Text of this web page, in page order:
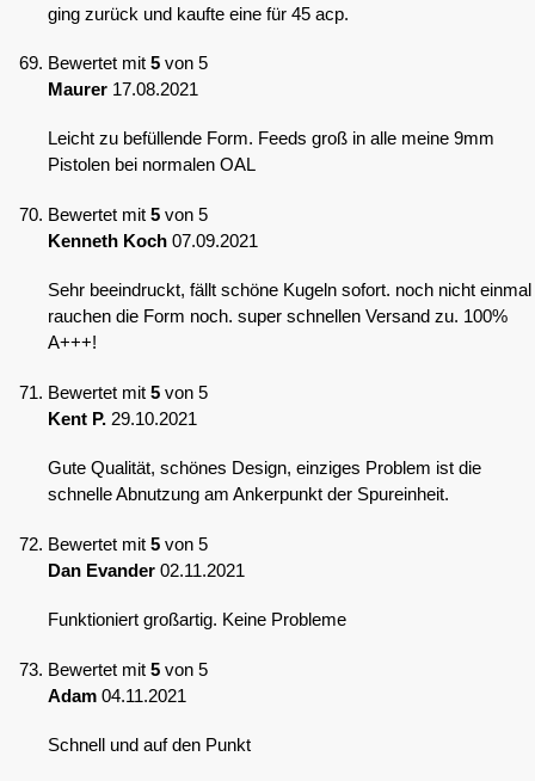
ging zurück und kaufte eine für 45 acp.
Bewertet mit 5 von 5
Maurer 17.08.2021
Leicht zu befüllende Form. Feeds groß in alle meine 9mm
Pistolen bei normalen OAL
Bewertet mit 5 von 5
Kenneth Koch 07.09.2021
Sehr beeindruckt, fällt schöne Kugeln sofort. noch nicht einmal
rauchen die Form noch. super schnellen Versand zu. 100%
A+++!
Bewertet mit 5 von 5
Kent P. 29.10.2021
Gute Qualität, schönes Design, einziges Problem ist die
schnelle Abnutzung am Ankerpunkt der Spureinheit.
Bewertet mit 5 von 5
Dan Evander 02.11.2021
Funktioniert großartig. Keine Probleme
Bewertet mit 5 von 5
Adam 04.11.2021
Schnell und auf den Punkt